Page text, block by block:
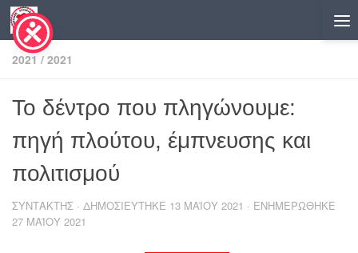
Skip to content
2021 / 2021
Το δέντρο που πληγώνουμε:
πηγή πλούτου, έμπνευσης και
πολιτισμού
ΣΥΝΤΆΚΤΗΣ · ΔΗΜΟΣΙΕΎΤΗΚΕ 13 ΜΑΪ́ΟΥ 2021 · ΕΝΗΜΕΡΏΘΗΚΕ
27 ΜΑΪ́ΟΥ 2021